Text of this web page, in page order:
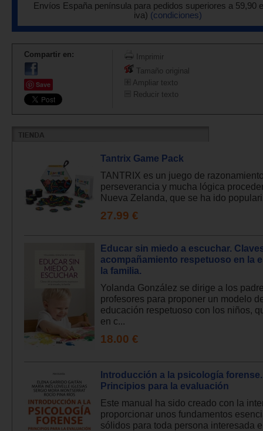
Envíos España península para pedidos superiores a 59,90
iva) (condiciones)
Compartir en:
Save
Imprimir
Tamaño original
Ampliar texto
Reducir texto
Tantrix Game Pack
TANTRIX es un juego de
perseverancia y mucha lógica
Nueva Zelanda, que se ha ido
27.99 €
Educar sin miedo a escuchar.
acompañamiento respetuoso en la
la familia.
Yolanda González se dirige a los
profesores para proponer un modelo
educación respetuoso con los niños,
en c...
18.00 €
Introducción a la psicología forense.
Principios para la evaluación
Este manual ha sido creado con la
proporcionar unos fundamentos
sólidos para toda persona interesada